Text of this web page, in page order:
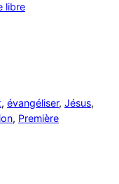
libre
, évangéliser, Jésus
, Première